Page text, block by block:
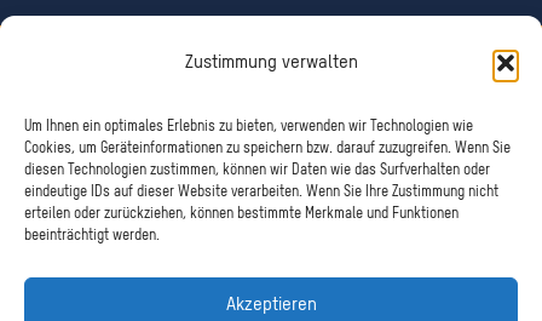
Zustimmung verwalten
Um Ihnen ein optimales Erlebnis zu bieten, verwenden wir Technologien wie
Cookies, um Geräteinformationen zu speichern bzw. darauf zuzugreifen. Wenn Sie
diesen Technologien zustimmen, können wir Daten wie das Surfverhalten oder
eindeutige IDs auf dieser Website verarbeiten. Wenn Sie Ihre Zustimmung nicht
erteilen oder zurückziehen, können bestimmte Merkmale und Funktionen
beeinträchtigt werden.
Akzeptieren
Made with by Avalon Media